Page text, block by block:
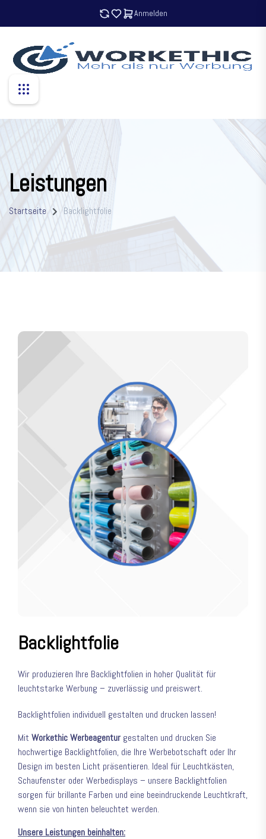
Anmelden
Leistungen
Startseite Backlightfolie
Backlightfolie
Wir produzieren Ihre Backlightfolien in hoher Qualität für
leuchtstarke Werbung – zuverlässig und preiswert.
Backlightfolien individuell gestalten und drucken lassen!
Mit Workethic Werbeagentur gestalten und drucken Sie
hochwertige Backlightfolien, die Ihre Werbebotschaft oder Ihr
Design im besten Licht präsentieren. Ideal für Leuchtkästen,
Schaufenster oder Werbedisplays – unsere Backlightfolien
sorgen für brillante Farben und eine beeindruckende Leuchtkraft,
wenn sie von hinten beleuchtet werden.
Unsere Leistungen beinhalten: